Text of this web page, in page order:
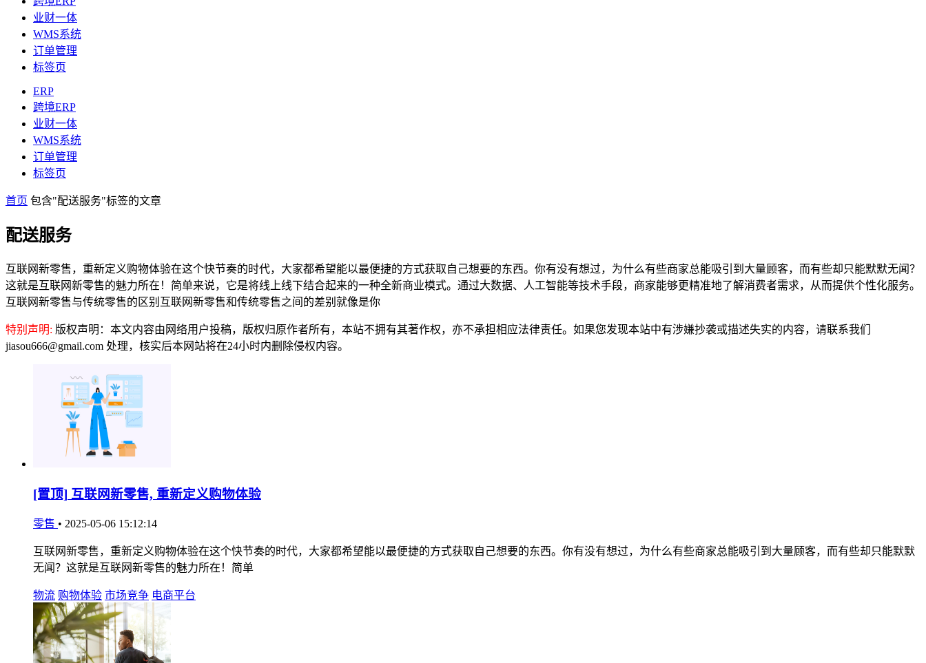
业财一体
WMS系统
订单管理
标签页
ERP
跨境ERP
业财一体
WMS系统
订单管理
标签页
首页 包含"配送服务"标签的文章
配送服务
互联网新零售，重新定义购物体验在这个快节奏的时代，大家都希望能以最便捷的方式获取自己想要的东西。你有没有想过，为什么有些商家总能吸引到大量顾客，而有些却只能默默无闻？
这就是互联网新零售的魅力所在！简单来说，它是将线上线下结合起来的一种全新商业模式。通过大数据、人工智能等技术手段，商家能够更精准地了解消费者需求，从而提供个性化服务。
互联网新零售与传统零售的区别互联网新零售和传统零售之间的差别就像是你
特别声明: 版权声明：本文内容由网络用户投稿，版权归原作者所有，本站不拥有其著作权，亦不承担相应法律责任。如果您发现本站中有涉嫌抄袭或描述失实的内容，请联系我们
jiasou666@gmail.com 处理，核实后本网站将在24小时内删除侵权内容。
[置顶] 互联网新零售, 重新定义购物体验
零售 • 2025-05-06 15:12:14
互联网新零售，重新定义购物体验在这个快节奏的时代，大家都希望能以最便捷的方式获取自己想要的东西。你有没有想过，为什么有些商家总能吸引到大量顾客，而有些却只能默默
无闻？这就是互联网新零售的魅力所在！简单
物流 购物体验 市场竞争 电商平台